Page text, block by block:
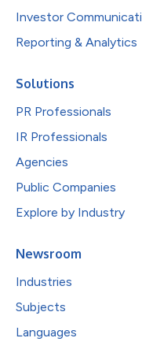
Investor
Reporting & Analytics
Solutions
PR Professionals
IR Professionals
Agencies
Public Companies
Explore by Industry
Newsroom
Industries
Subjects
Languages